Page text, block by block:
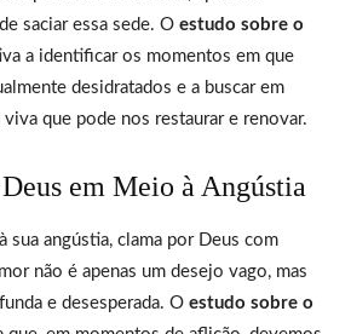
saciar essa sede. O estudo sobre o
a identificar os momentos em que
desidratados e a buscar em
viva que pode nos restaurar e renovar.
em Meio à Angústia
sua angústia, clama por Deus com
não é apenas um desejo vago, mas
e desesperada. O estudo sobre o